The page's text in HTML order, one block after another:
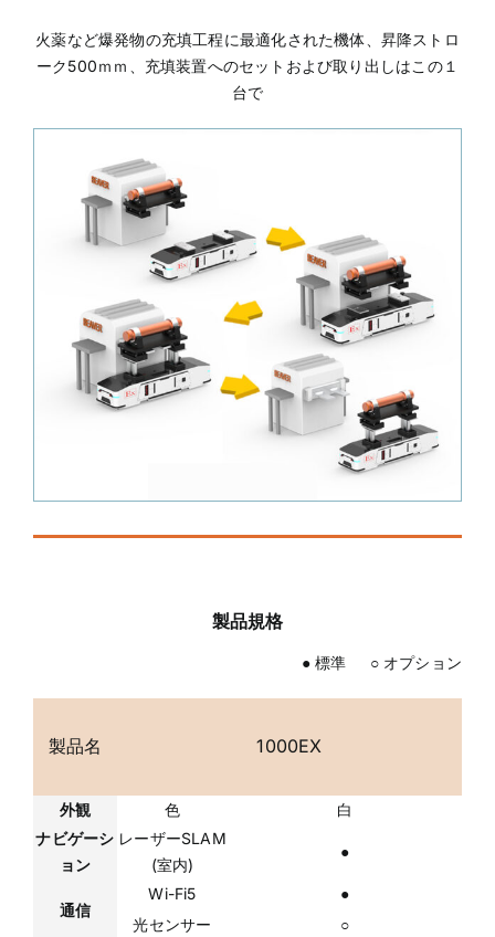
火薬など爆発物の充填工程に最適化された機体、昇降ストロ
ーク500ｍｍ、充填装置へのセットおよび取り出しはこの１
台で
製品規格
● 標準 ○ オプション
製品名 1000EX
外観 色
白
ナビゲーシ
ョン
レーザーSLAM
(室内)
●
通信
Wi-Fi5
●
光センサー
○